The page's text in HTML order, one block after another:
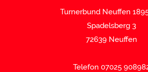
Turnerbund Neuffen
Spadelsberg 3
72639 Neuffen
Telefon 07025